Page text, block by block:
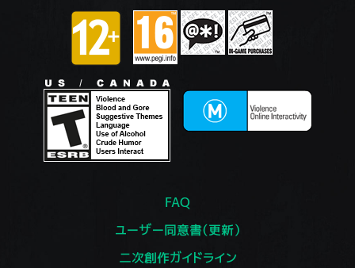
FAQ
ユーザー同意書（更新）
二次創作ガイドライン